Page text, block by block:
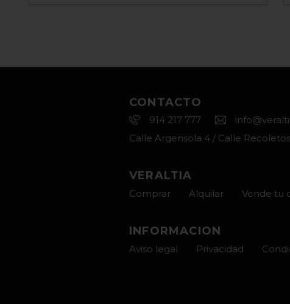
CONTACTO
914 217 777
Calle Argensola 4 / Calle
VERALTIA
Comprar Alquilar Vende tu
INFORMACION
Aviso legal Privacidad